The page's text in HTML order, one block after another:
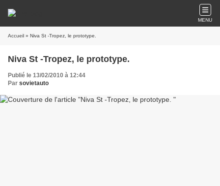
MENU
Accueil » Niva St -Tropez, le prototype.
Niva St -Tropez, le prototype.
Publié le 13/02/2010 à 12:44
Par sovietauto